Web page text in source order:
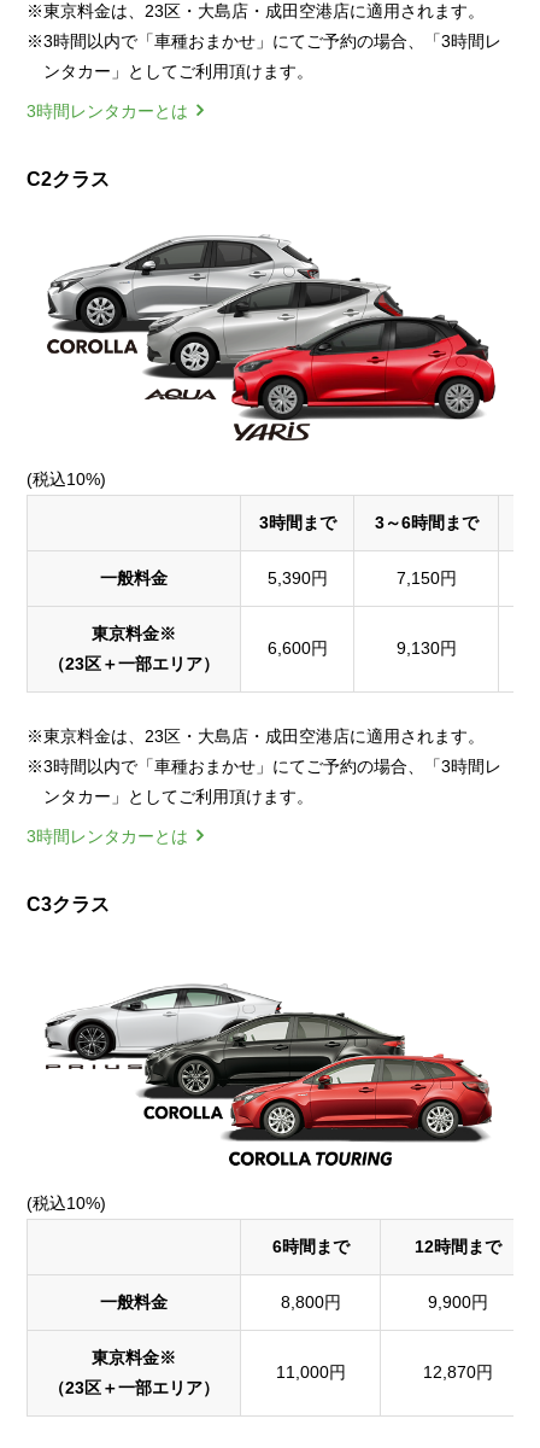
※東京料金は、23区・大島店・成田空港店に適用されます。
※3時間以内で「車種おまかせ」にてご予約の場合、「3時間レ
ンタカー」としてご利用頂けます。
3時間レンタカーとは
C2クラス
(税込10%)
3時間まで 3～6時間まで
一般料金 5,390円 7,150円
東京料金※
（23区＋一部エリア）
6,600円 9,130円
※東京料金は、23区・大島店・成田空港店に適用されます。
※3時間以内で「車種おまかせ」にてご予約の場合、「3時間レ
ンタカー」としてご利用頂けます。
3時間レンタカーとは
C3クラス
(税込10%)
6時間まで 12時間まで
一般料金 8,800円 9,900円
東京料金※
（23区＋一部エリア）
11,000円 12,870円